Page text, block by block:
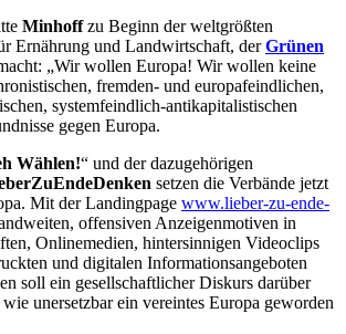
Minhoffzu Beginn der weltgrößten
Ernährung und Landwirtschaft, derGrünen
„Wir wollen Europa! Wir wollen keine
fremden- und europafeindlichen,
systemfeindlich-antikapitalistischen
gegen Europa.
Wählen!“ und der dazugehörigen
setzen die Verbände jetzt
Mit der Landingpage www.lieber-zu-ende-
offensiven Anzeigenmotiven in
Onlinemedien, hintersinnigen Videoclips
und digitalen Informationsangeboten
soll ein gesellschaftlicher Diskurs darüber
unersetzbar ein vereintes Europa geworden